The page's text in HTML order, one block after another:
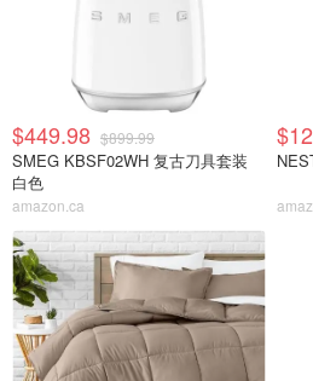
$449.98 $899.99
SMEG KBSF02WH 复古刀具套装
白色
amazon.ca